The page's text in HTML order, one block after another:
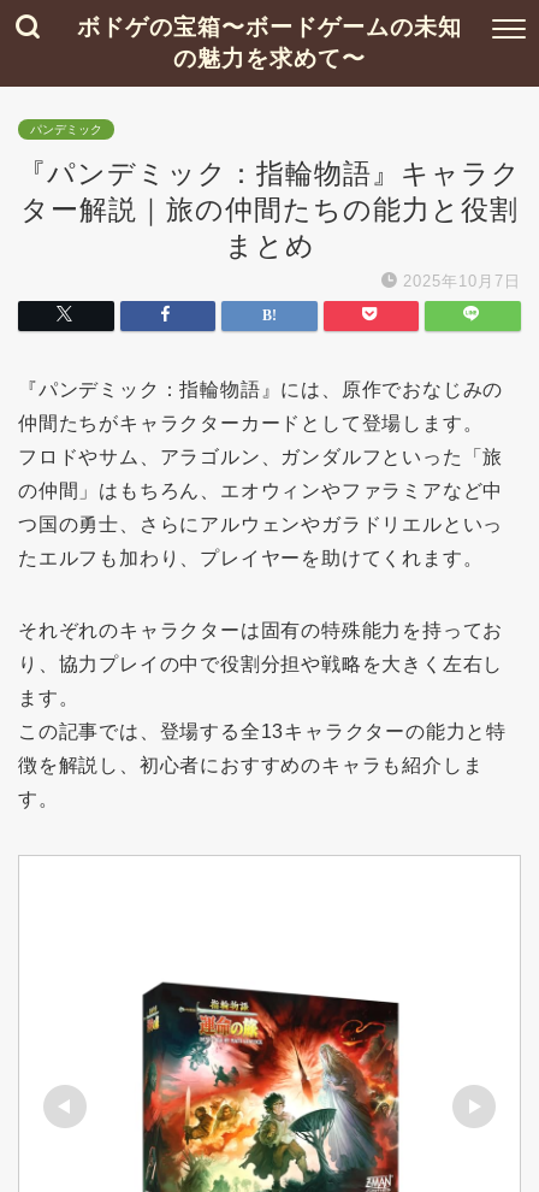
ボドゲの宝箱〜ボードゲームの未知
の魅力を求めて〜
パンデミック
『パンデミック：指輪物語』キャラク
ター解説｜旅の仲間たちの能力と役割
まとめ
2025年10月7日
『パンデミック：指輪物語』には、原作でおなじみの
仲間たちがキャラクターカードとして登場します。
フロドやサム、アラゴルン、ガンダルフといった「旅
の仲間」はもちろん、エオウィンやファラミアなど中
つ国の勇士、さらにアルウェンやガラドリエルといっ
たエルフも加わり、プレイヤーを助けてくれます。
それぞれのキャラクターは固有の特殊能力を持ってお
り、協力プレイの中で役割分担や戦略を大きく左右し
ます。
この記事では、登場する全13キャラクターの能力と特
徴を解説し、初心者におすすめのキャラも紹介しま
す。